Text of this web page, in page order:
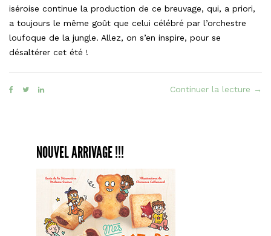
iséroise continue la production de ce breuvage, qui, a priori,
a toujours le même goût que celui célébré par l’orchestre
loufoque de la jungle. Allez, on s’en inspire, pour se
désaltérer cet été !
Continuer la lecture « Le
→
NOUVEL ARRIVAGE !!!